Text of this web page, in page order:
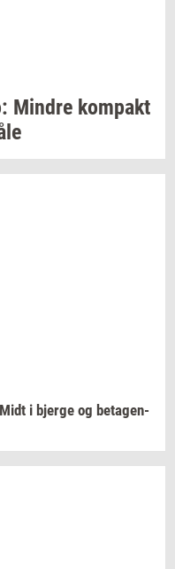
Min­dre kom­pakt
Midt i bjer­ge og be­ta­gen­